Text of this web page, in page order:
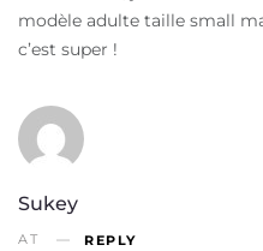
modèle adulte taille small
c’est super !
Sukey
AT REPLY